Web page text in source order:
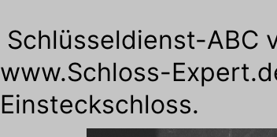
Schlüsseldienst-ABC
www.Schloss-
Einsteckschloss.